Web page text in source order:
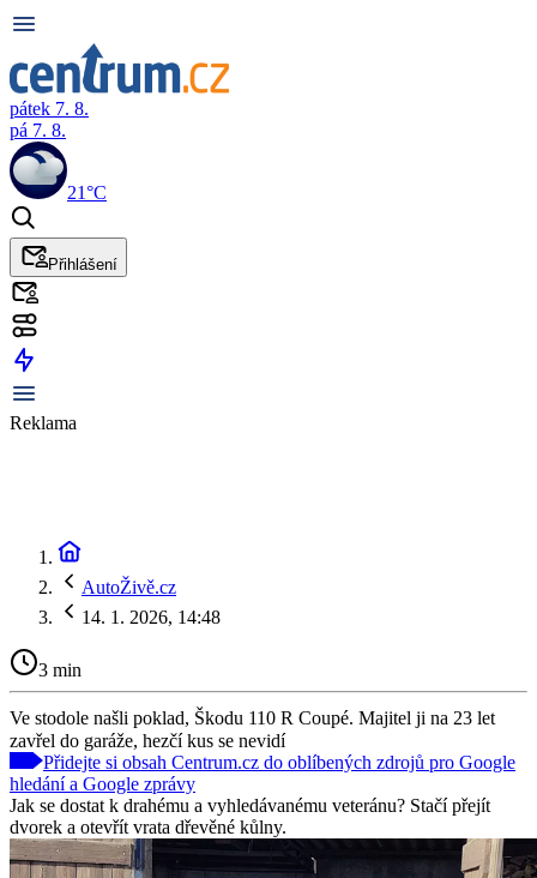
pátek 7. 8.
pá 7. 8.
21°C
Přihlášení
Reklama
AutoŽivě.cz
14. 1. 2026, 14:48
3 min
Ve stodole našli poklad, Škodu 110 R Coupé. Majitel ji na 23 let
zavřel do garáže, hezčí kus se nevidí
Přidejte si obsah Centrum.cz do oblíbených zdrojů pro Google
hledání a Google zprávy
Jak se dostat k drahému a vyhledávanému veteránu? Stačí přejít
dvorek a otevřít vrata dřevěné kůlny.